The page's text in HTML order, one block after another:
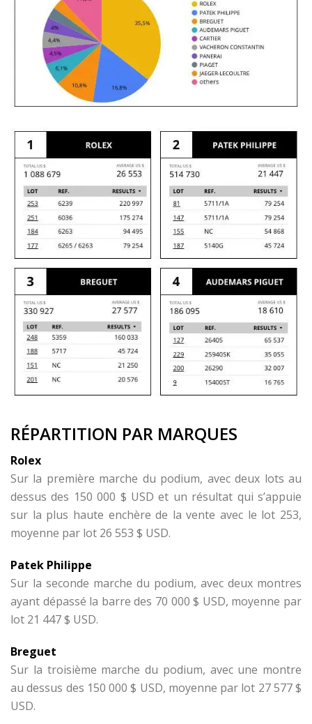
RÉPARTITION PAR MARQUES
Rolex
Sur la première marche du podium, avec deux lots au
dessus des 150 000 $ USD et un résultat qui s’appuie
sur la plus haute enchère de la vente avec le lot 253,
moyenne par lot 26 553 $ USD.
Patek Philippe
Sur la seconde marche du podium, avec deux montres
ayant dépassé la barre des 70 000 $ USD, moyenne par
lot 21 447 $ USD.
Breguet
Sur la troisième marche du podium, avec une montre
au dessus des 150 000 $ USD, moyenne par lot 27 577 $
USD.